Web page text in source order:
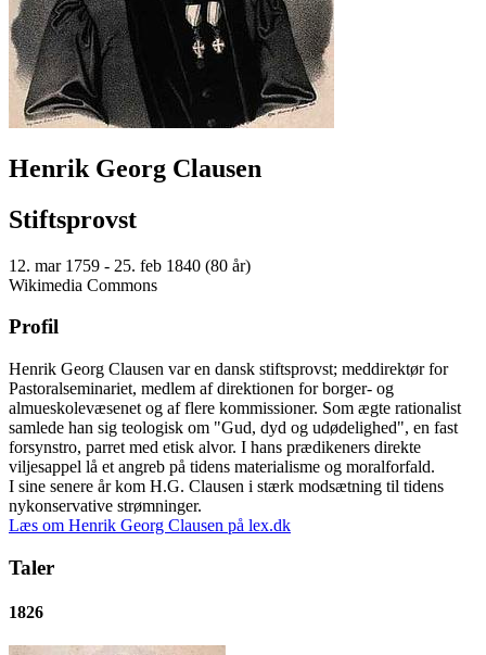
Henrik Georg Clausen
Stiftsprovst
12. mar 1759 - 25. feb 1840 (80 år)
Wikimedia Commons
Profil
Henrik Georg Clausen var en dansk stiftsprovst; meddirektør for
Pastoralseminariet, medlem af direktionen for borger- og
almueskolevæsenet og af flere kommissioner. Som ægte rationalist
samlede han sig teologisk om "Gud, dyd og udødelighed", en fast
forsynstro, parret med etisk alvor. I hans prædikeners direkte
viljesappel lå et angreb på tidens materialisme og moralforfald.
I sine senere år kom H.G. Clausen i stærk modsætning til tidens
nykonservative strømninger.
Læs om Henrik Georg Clausen på lex.dk
Taler
1826